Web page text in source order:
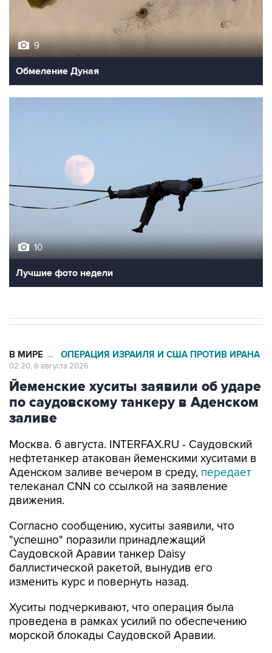
9
Обмеление Дуная
10
Лучшие фото недели
В МИРЕ → ОПЕРАЦИЯ ИЗРАИЛЯ И США ПРОТИВ ИРАНА
02:20, 6 августа 2026
Йеменские хуситы заявили об ударе
по саудовскому танкеру в Аденском
заливе
Москва. 6 августа. INTERFAX.RU - Саудовский
нефтетанкер атакован йеменскими хуситами в
Аденском заливе вечером в среду, передает
телеканал CNN со ссылкой на заявление
движения.
Согласно сообщению, хуситы заявили, что
"успешно" поразили принадлежащий
Саудовской Аравии танкер Daisy
баллистической ракетой, вынудив его
изменить курс и повернуть назад.
Хуситы подчеркивают, что операция была
проведена в рамках усилий по обеспечению
морской блокады Саудовской Аравии.